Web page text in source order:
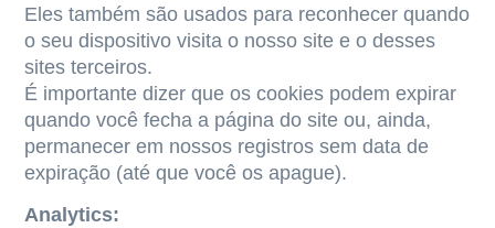
Eles também são usados para reconhecer quando
o seu dispositivo visita o nosso site e o desses
sites terceiros.
É importante dizer que os cookies podem expirar
quando você fecha a página do site ou, ainda,
permanecer em nossos registros sem data de
expiração (até que você os apague).
Analytics: